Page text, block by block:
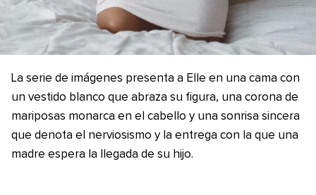
La serie de imágenes presenta a Elle en una cama con
un vestido blanco que abraza su figura, una corona de
mariposas monarca en el cabello y una sonrisa sincera
que denota el nerviosismo y la entrega con la que una
madre espera la llegada de su hijo.